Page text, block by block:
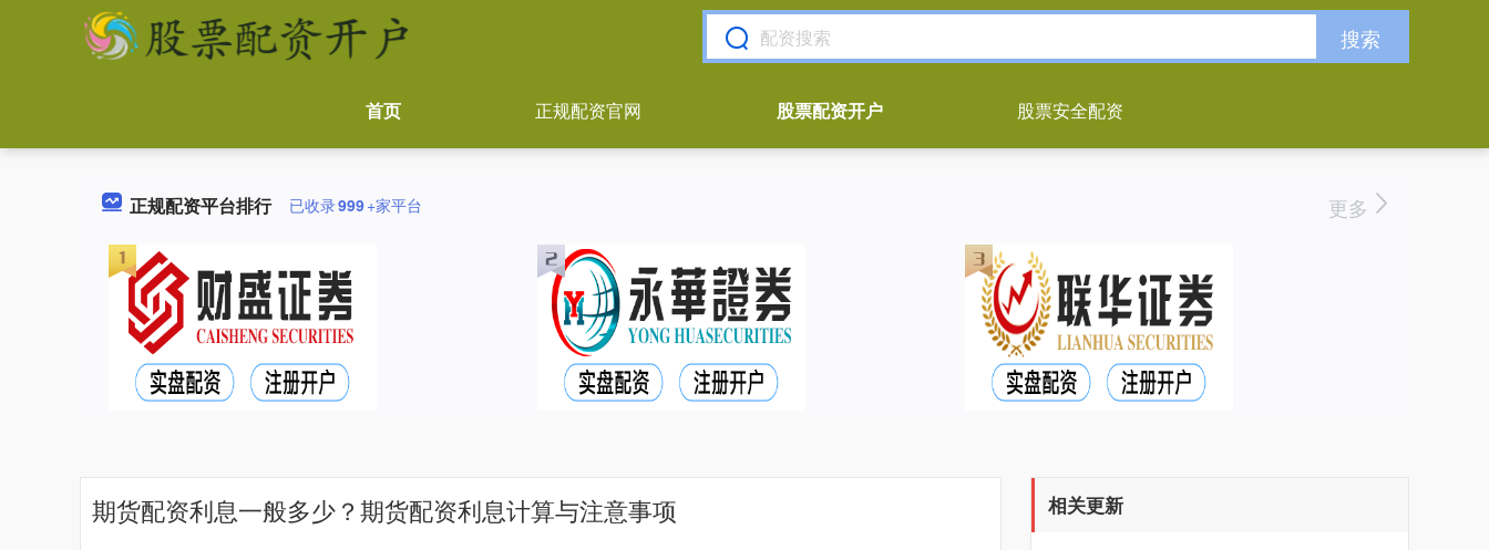
搜索
首页 正规配资官网 股票配资开户 股票安全配资
正规配资平台排行 已收录999+家平台 更多
期货配资利息一般多少？期货配资利息计算与注意事项 相关更新